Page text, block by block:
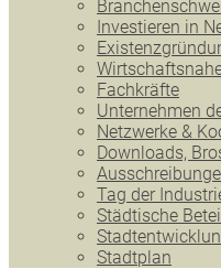
Investieren in
Fachkräfte
Unternehmen
Netzwerke &
Downloads,
Tag der
Städtische
Stadtplan